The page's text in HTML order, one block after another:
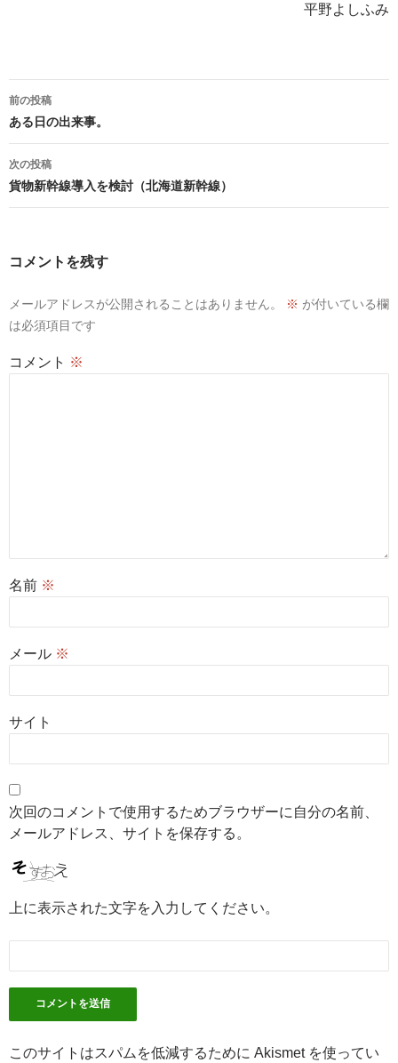
平野よしふみ
稿
ビ
ゲ
ー
ョ
前の投稿
ある日の出来事。
次の投稿
貨物新幹線導入を検討（北海道新幹線）
コメントを残す
メールアドレスが公開されることはありません。 ※ が付いている欄
は必須項目です
コメント ※
名前 ※
メール ※
サイト
次回のコメントで使用するためブラウザーに自分の名前、
メールアドレス、サイトを保存する。
上に表示された文字を入力してください。
このサイトはスパムを低減するために Akismet を使ってい